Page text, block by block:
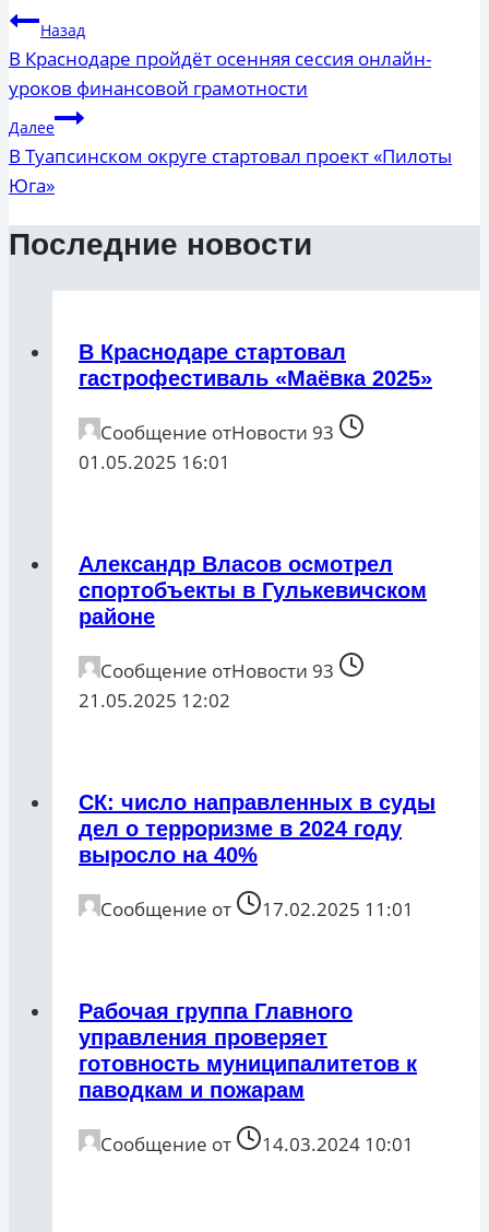
Навигация
по
записям
Назад
В Краснодаре пройдёт осенняя сессия онлайн-
уроков финансовой грамотности
Далее
В Туапсинском округе стартовал проект «Пилоты
Юга»
Последние новости
В Краснодаре стартовал
гастрофестиваль «Маёвка 2025»
Сообщение отНовости 93
01.05.2025 16:01
Александр Власов осмотрел
спортобъекты в Гулькевичском
районе
Сообщение отНовости 93
21.05.2025 12:02
СК: число направленных в суды
дел о терроризме в 2024 году
выросло на 40%
Сообщение от 17.02.2025 11:01
Рабочая группа Главного
управления проверяет
готовность муниципалитетов к
паводкам и пожарам
Сообщение от 14.03.2024 10:01